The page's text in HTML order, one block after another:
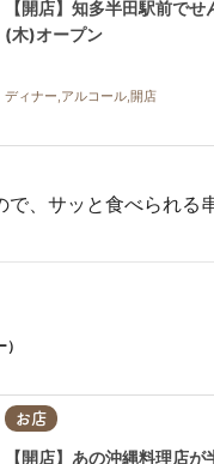
【開店】知多半田駅前で
(木)オープン
ディナー,アルコール,開店
、サッと食べられる
お店
【開店】あの沖縄料理店